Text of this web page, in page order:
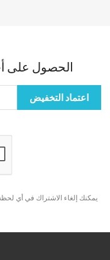
الحصول على
يمكنك إلغاء الاشتراك في أي